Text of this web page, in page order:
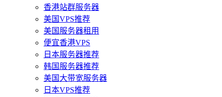
香港站群服务器
美国VPS推荐
美国服务器租用
便宜香港VPS
日本服务器推荐
韩国服务器推荐
美国大带宽服务器
日本VPS推荐